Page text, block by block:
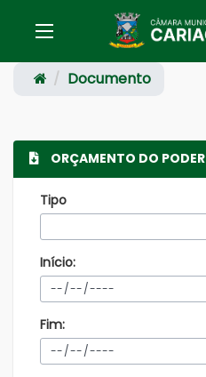
Documento
ORÇAMENTO DO PODER
Tipo
Início:
Fim: